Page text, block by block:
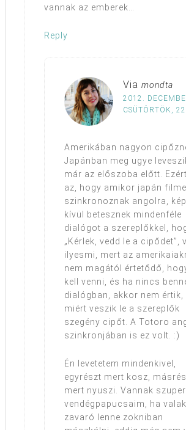
vannak az emberek…
Reply
Via mondta
2012.
CSÜTÖRTÖK,
Amerikában nagyon
Japánban meg ugye
már az előszoba előtt.
az, hogy amikor japán
szinkronoznak angolra,
kívül betesznek mindenféle
dialógot a szereplőkkel,
„Kérlek, vedd le a cipődet”,
ilyesmi, mert az
nem magától értetődő,
kell venni, és ha nincs
dialógban, akkor nem értik,
miért veszik le a szereplők
szegény cipőt. A Totoro
szinkronjában is ez volt. :)
Én levetetem mindenkivel,
egyrészt mert kosz,
mert nyuszi. Vannak szuper
vendégpapucsaim, ha
zavaró lenne zokniban